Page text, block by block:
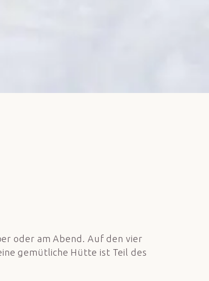
oder am Abend. Auf den vier
gemütliche Hütte ist Teil des